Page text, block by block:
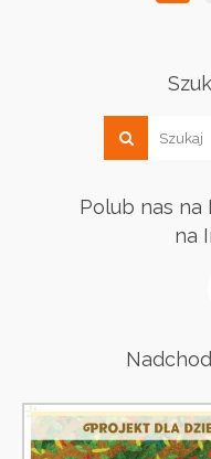
Polub nas na
na